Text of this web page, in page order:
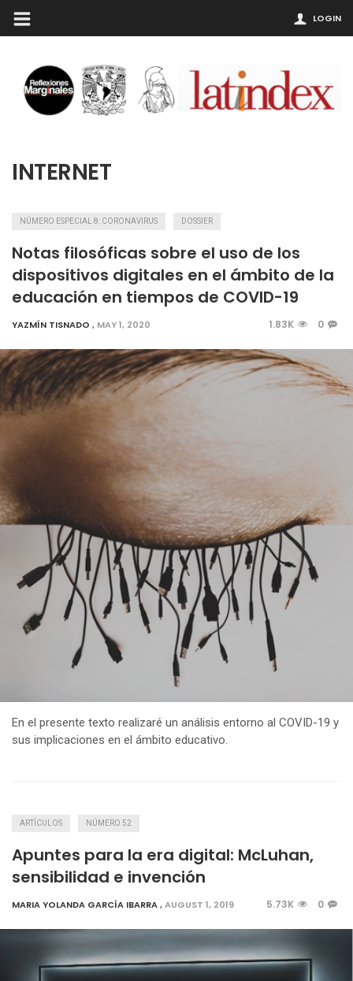
LOGIN
INTERNET
NÚMERO ESPECIAL 8: CORONAVIRUS DOSSIER
Notas filosóficas sobre el uso de los
dispositivos digitales en el ámbito de la
educación en tiempos de COVID-19
YAZMÍN TISNADO , MAY 1, 2020 1.83K 0
En el presente texto realizaré un análisis entorno al COVID-19 y
sus implicaciones en el ámbito educativo.
ARTÍCULOS NÚMERO 52
Apuntes para la era digital: McLuhan,
sensibilidad e invención
MARIA YOLANDA GARCÍA IBARRA,AUGUST 1, 2019 5.73K 0